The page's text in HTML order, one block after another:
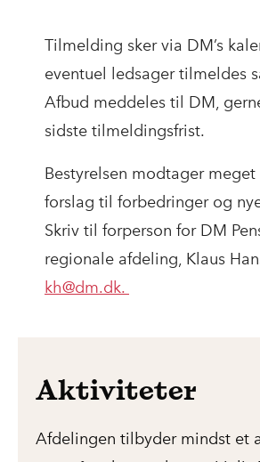
Tilmelding sker via DM’s
eventuel ledsager tilmeldes
Afbud meddeles til DM,
sidste tilmeldingsfrist.
Bestyrelsen modtager meget
forslag til forbedringer og
Skriv til forperson for DM
regionale afdeling, Klaus
kh@dm.dk.
Aktiviteter
Afdelingen tilbyder mindst et